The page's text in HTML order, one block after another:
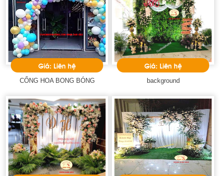
Giá: Liên hệ
CỔNG HOA BONG BÓNG
Giá: Liên hệ
background